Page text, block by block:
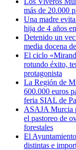
más de 20.000
Una madre
hija de 4 años
Detenido un
media docena
El ciclo
rotundo éxito,
protagonista
La Región de
600.000 euros
feria SIAL de
ASAJA Murcia
el pastoreo de
forestales
El
distintas e